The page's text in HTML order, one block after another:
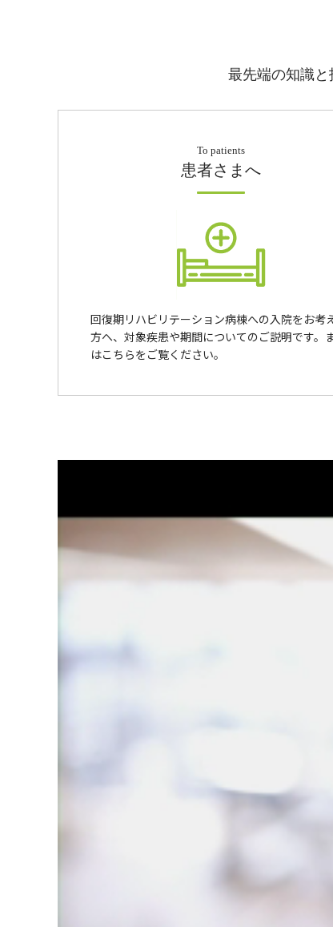
最先端の知識と
To patients
患者さまへ
回復期リハビリテーション病棟への入院をお考
方へ、対象疾患や期間についてのご説明です。
はこちらをご覧ください。